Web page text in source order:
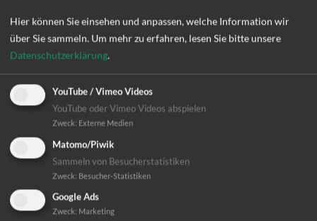
Gesundheitsbereich
Aufbau und Ausstattung lokaler
Gesundheitseinrichtungen
Verbesserung der
Aufklärung und aktiveBeteiligung der
Menschenund Gemeinden.
Trägerverein von Difäm Weltweit ist das Deutsche Institut
für Ärztliche Mission e. V., das auch Träger der Tropenklinik
Paul-Lechler-Krankenhaus und des Hospiz Tübingen ist.
Hier können Sie einsehen und anpassen, welche Information wir
über Sie sammeln. Um mehr zu erfahren, lesen Sie bitte unsere
Datenschutzerklärung.
YouTube / Vimeo Videos
YouTube oder Vimeo Videos abspielen
Zweck: Externe Medien
Matomo/Piwik
Sammeln von Besucherstatistiken
Zweck: Besucher-Statistiken
Google Ads
Zweck: Marketing